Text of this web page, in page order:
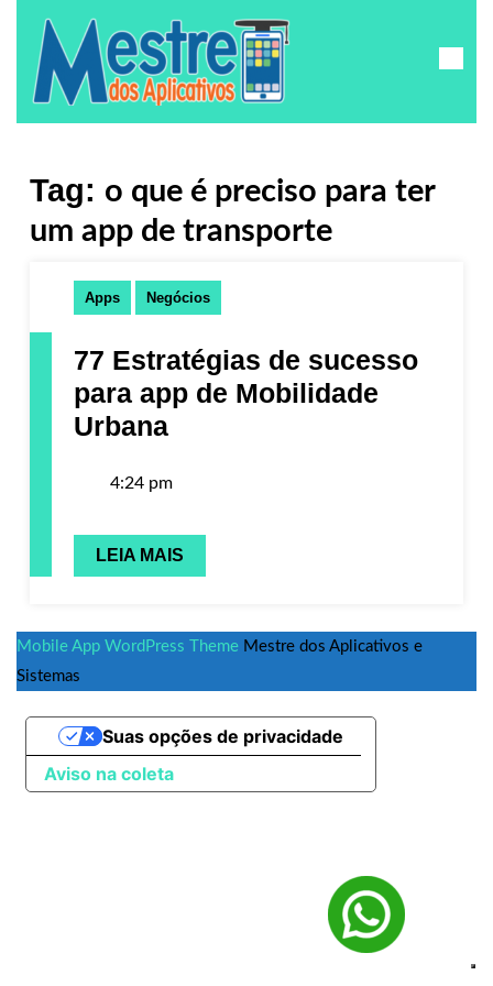
Tag: o que é preciso para ter
um app de transporte
Apps Negócios
77 Estratégias de sucesso
para app de Mobilidade
Urbana
4:24 pm
LEIA MAIS
Mobile App WordPress Theme Mestre dos Aplicativos e
Sistemas
Aviso na coleta
Suas opções de privacidade